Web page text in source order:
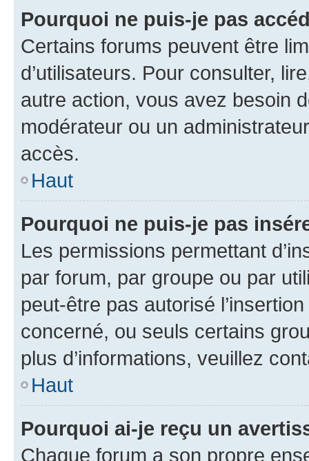
Pourquoi ne puis-je pas
Certains forums peuvent être
d’utilisateurs. Pour consulter,
autre action, vous avez besoin
modérateur ou un
accès.
Haut
Pourquoi ne puis-je pas
Les permissions permettant
par forum, par groupe ou par
peut-être pas autorisé
concerné, ou seuls certains
plus d’informations, veuillez
Haut
Pourquoi ai-je reçu un
Chaque forum a son propre